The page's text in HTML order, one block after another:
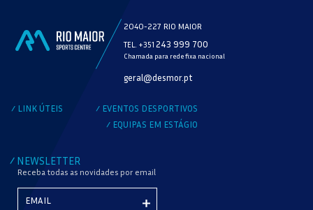
2040-227 RIO MAIOR
TEL. +351 243 999 700
Chamada para rede fixa nacional
geral@desmor.pt
/ LINK ÚTEIS / EVENTOS DESPORTIVOS
/ EQUIPAS EM ESTÁGIO
/ NEWSLETTER
Receba todas as novidades por email